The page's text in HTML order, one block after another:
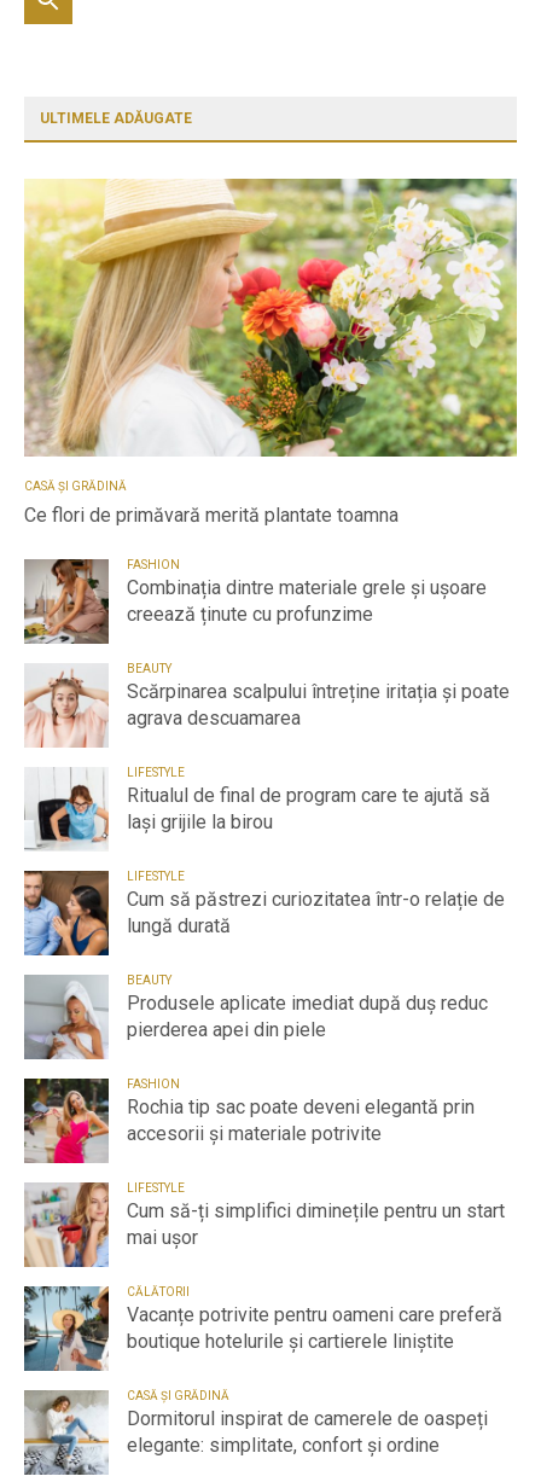
ULTIMELE ADĂUGATE
CASĂ ȘI GRĂDINĂ
Ce flori de primăvară merită plantate toamna
FASHION
Combinația dintre materiale grele și ușoare
creează ținute cu profunzime
BEAUTY
Scărpinarea scalpului întreține iritația și poate
agrava descuamarea
LIFESTYLE
Ritualul de final de program care te ajută să
lași grijile la birou
LIFESTYLE
Cum să păstrezi curiozitatea într-o relație de
lungă durată
BEAUTY
Produsele aplicate imediat după duș reduc
pierderea apei din piele
FASHION
Rochia tip sac poate deveni elegantă prin
accesorii și materiale potrivite
LIFESTYLE
Cum să-ți simplifici diminețile pentru un start
mai ușor
CĂLĂTORII
Vacanțe potrivite pentru oameni care preferă
boutique hotelurile și cartierele liniștite
CASĂ ȘI GRĂDINĂ
Dormitorul inspirat de camerele de oaspeți
elegante: simplitate, confort și ordine